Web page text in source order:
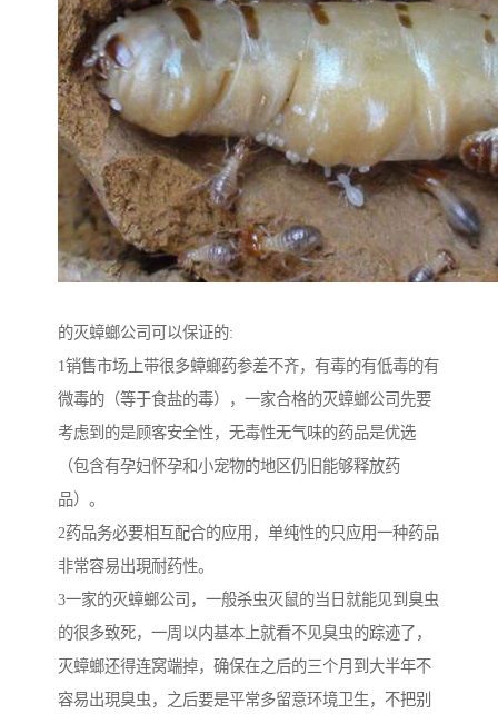
的灭蟑螂公司可以保证的:
1销售市场上带很多蟑螂药参差不齐，有毒的有低毒的有
微毒的（等于食盐的毒），一家合格的灭蟑螂公司先要
考虑到的是顾客安全性，无毒性无气味的药品是优选
（包含有孕妇怀孕和小宠物的地区仍旧能够释放药
品）。
2药品务必要相互配合的应用，单纯性的只应用一种药品
非常容易出現耐药性。
3一家的灭蟑螂公司，一般杀虫灭鼠的当日就能见到臭虫
的很多致死，一周以内基本上就看不见臭虫的踪迹了，
灭蟑螂还得连窝端掉，确保在之后的三个月到大半年不
容易出現臭虫，之后要是平常多留意环境卫生，不把别